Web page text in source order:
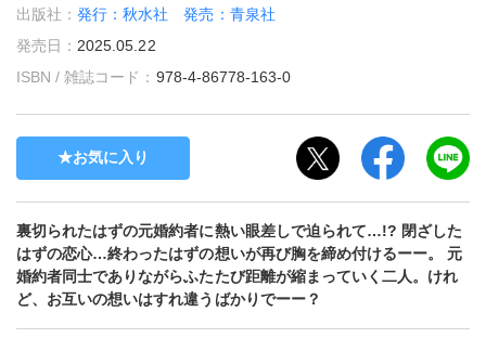
出版社：発行：秋水社 発売：青泉社
発売日： 2025.05.22
ISBN / 雑誌コード： 978-4-86778-163-0
お気に入り
裏切られたはずの元婚約者に熱い眼差しで迫られて…!? 閉ざした
はずの恋心…終わったはずの想いが再び胸を締め付けるーー。 元
婚約者同士でありながらふたたび距離が縮まっていく二人。けれ
ど、お互いの想いはすれ違うばかりでーー？